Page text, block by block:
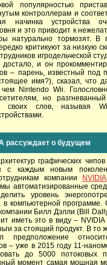
популярностью
контроллерам и
начинка устройства
и это приводит к
натурально тормозят. В
критикуют за низкую
игродельческой
и он
– парень, известный под
имя?), сказал, что
Nintendo Wii.
но
своих слов, называя
рассуждает о будущем
графических
с каждым новым
компании
NVIDIA
автоматизированные
уровень
в компьютерной
Билл Дэлли (Bill
иметь это в виду – NVIDIA
за стоящий продукт. В то
предположение
– уже в 2015 году 11-
до 5000 потоковых
момент самая мощная